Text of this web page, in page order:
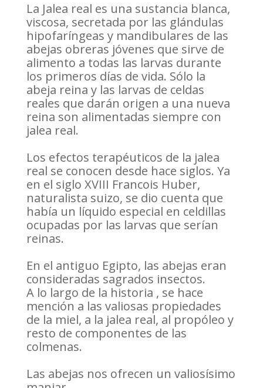
La Jalea real es una sustancia blanca,
viscosa, secretada por las glándulas
hipofaríngeas y mandibulares de las
abejas obreras jóvenes que sirve de
alimento a todas las larvas durante
los primeros días de vida. Sólo la
abeja reina y las larvas de celdas
reales que darán origen a una nueva
reina son alimentadas siempre con
jalea real.
Los efectos terapéuticos de la jalea
real se conocen desde hace siglos. Ya
en el siglo XVIII Francois Huber,
naturalista suizo, se dio cuenta que
había un líquido especial en celdillas
ocupadas por las larvas que serían
reinas.
En el antiguo Egipto, las abejas eran
consideradas sagrados insectos.
A lo largo de la historia , se hace
mención a las valiosas propiedades
de la miel, a la jalea real, al propóleo y
resto de componentes de las
colmenas.
Las abejas nos ofrecen un valiosísimo